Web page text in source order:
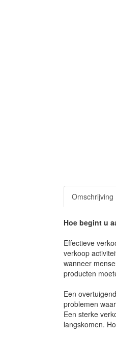
Omschrijving
Hoe begint u
Effectieve
verkoop
wanneer
producten
Een
problemen
Een sterke
langskomen.